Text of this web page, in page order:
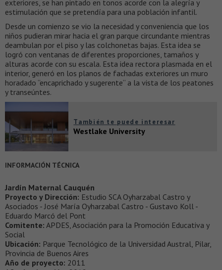
exteriores, se han pintado en tonos acorde con la alegría y
estimulación que se pretendía para una población infantil.
Desde un comienzo se vio la necesidad y conveniencia que los
niños pudieran mirar hacia el gran parque circundante mientras
deambulan por el piso y las colchonetas bajas. Esta idea se
logró con ventanas de diferentes proporciones, tamaños y
alturas acorde con su escala. Esta idea rectora plasmada en el
interior, generó en los planos de fachadas exteriores un muro
horadado “encaprichado y sugerente“ a la vista de los peatones
y transeúntes.
También te puede interesar
Westlake University
INFORMACIÓN TÉCNICA
Jardín Maternal Cauquén
Proyecto y Dirección: Estudio SCA Oyharzabal Castro y
Asociados - José María Oyharzabal Castro - Gustavo Koll -
Eduardo Marcó del Pont
Comitente: APDES, Asociación para la Promoción Educativa y
Social
Ubicación: Parque Tecnológico de la Universidad Austral, Pilar,
Provincia de Buenos Aires
Año de proyecto: 2011